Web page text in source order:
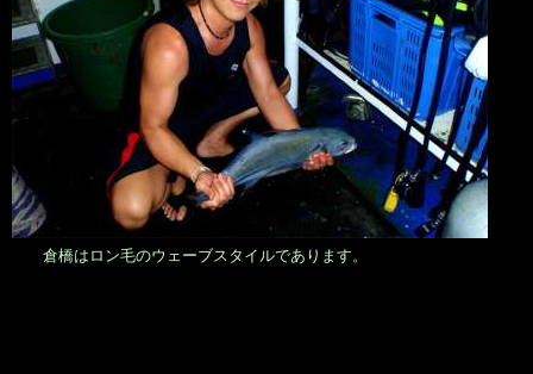
倉橋はロン毛のウェーブスタイルであります。